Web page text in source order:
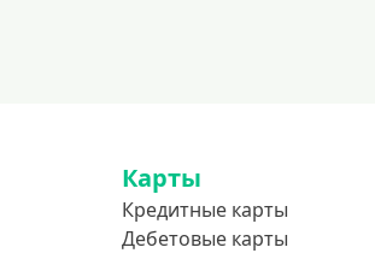
Карты
Кредитные карты
Дебетовые карты